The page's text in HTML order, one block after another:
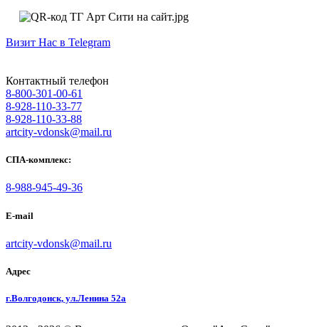
Визит Нас в Telegram
Контактный телефон
8-800-301-00-61
8-928-110-33-77
8-928-110-33-88
artcity-vdonsk@mail.ru
СПА-комплекс:
8-988-945-49-36
E-mail
artcity-vdonsk@mail.ru
Адрес
г.Волгодонск, ул.Ленина 52а